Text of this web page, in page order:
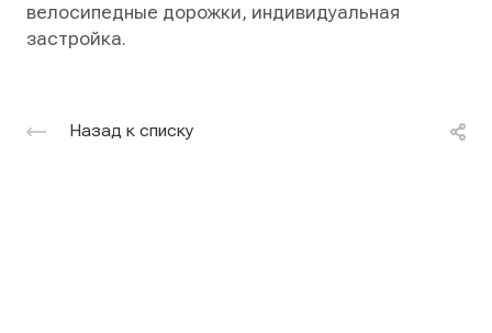
велосипедные дорожки, индивидуальная
застройка.
Назад к списку